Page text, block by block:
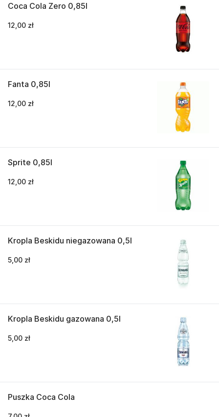
Coca Cola Zero 0,85l
12,00 zł
Fanta 0,85l
12,00 zł
Sprite 0,85l
12,00 zł
Kropla Beskidu niegazowana 0,5l
5,00 zł
Kropla Beskidu gazowana 0,5l
5,00 zł
Puszka Coca Cola